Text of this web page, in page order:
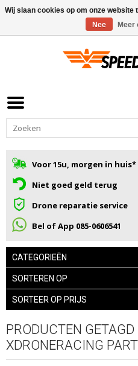
Voor 15u, morgen in huis*
Niet goed geld terug
Drone reparatie service
Bel of App 085-0606541
CATEGORIEËN
SORTEREN OP
SORTEER OP PRIJS
PRODUCTEN
XDRONERACING
Wij slaan cookies op om onze
Nee
Meer